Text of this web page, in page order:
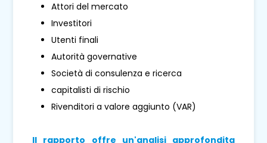
Attori del mercato
Investitori
Utenti finali
Autorità governative
Società di consulenza e ricerca
capitalisti di rischio
Rivenditori a valore aggiunto (VAR)
Il rapporto offre un'analisi approfondita